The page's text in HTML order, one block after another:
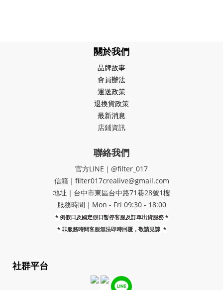
關於我們
品牌故事
會員辦法
運送政策
退換貨政策
最新消息
店鋪資訊
聯絡我們
官方LINE｜@filter_017
信箱｜filter017crealive@gmail.com
地址｜​台中市東區台中路71巷28號1樓
服務時間｜Mon - Fri 09:30 - 18:00
* 例假日及國定假日暫停客服及訂單出貨服務 *
* 非服務時間客服無法即時回覆，敬請見諒 *
社群平台